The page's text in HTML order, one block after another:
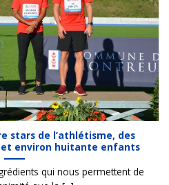
stars de l’athlétisme, des
et environ huitante enfants
qui nous permettent de